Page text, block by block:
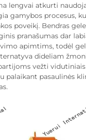
lengvai atkurti
gamybos procesus,
poveikį. Bendras
pranašumas dar
apimtims, todėl
dideliam
vežti
palaikant pasaulinės